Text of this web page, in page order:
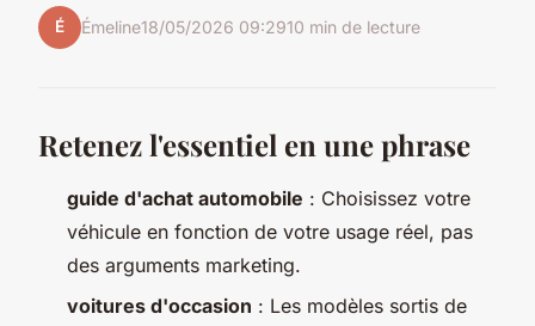
É Émeline18/05/2026 09:2910 min de lecture
Retenez l'essentiel en une phrase
guide d'achat automobile : Choisissez votre
véhicule en fonction de votre usage réel, pas
des arguments marketing.
voitures d'occasion : Les modèles sortis de